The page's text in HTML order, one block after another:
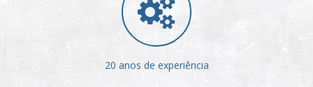
20 anos de experiência